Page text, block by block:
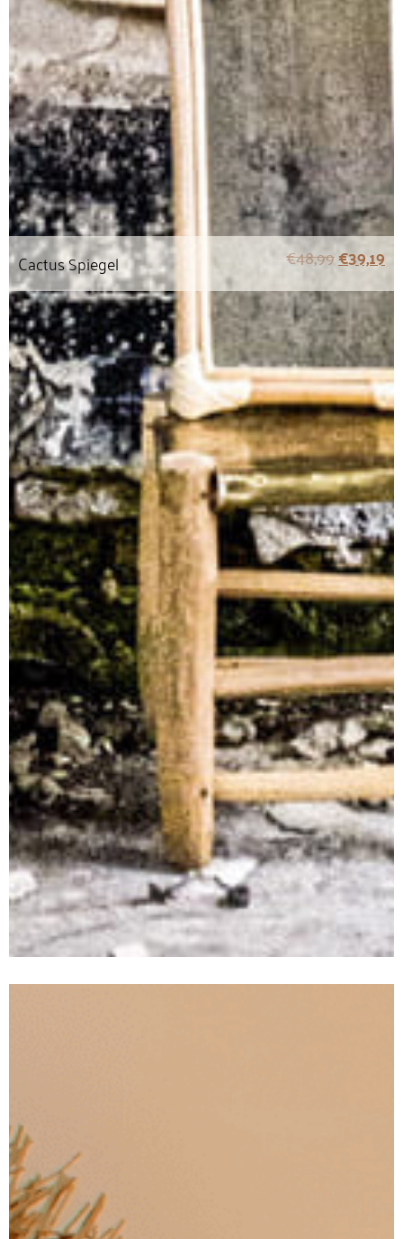
Cactus Spiegel €48,99€39,19